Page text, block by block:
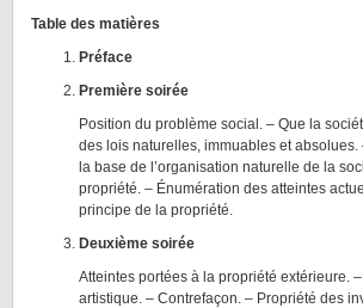
Table des matières
Préface
Première soirée
Position du problème social. – Que la
des lois naturelles, immuables et absolues.
la base de l’organisation naturelle de la
propriété. – Énumération des atteintes
principe de la propriété.
Deuxième soirée
Atteintes portées à la propriété extérieure.
artistique. – Contrefaçon. – Propriété des